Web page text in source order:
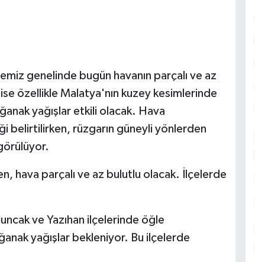
genelinde bugün havanın parçalı ve az
özellikle Malatya'nın kuzey kesimlerinde
yağışlar etkili olacak. Hava
belirtilirken, rüzgarın güneyli yönlerden
hava parçalı ve az bulutlu olacak. İlçelerde
ve Yazıhan ilçelerinde öğle
yağışlar bekleniyor. Bu ilçelerde